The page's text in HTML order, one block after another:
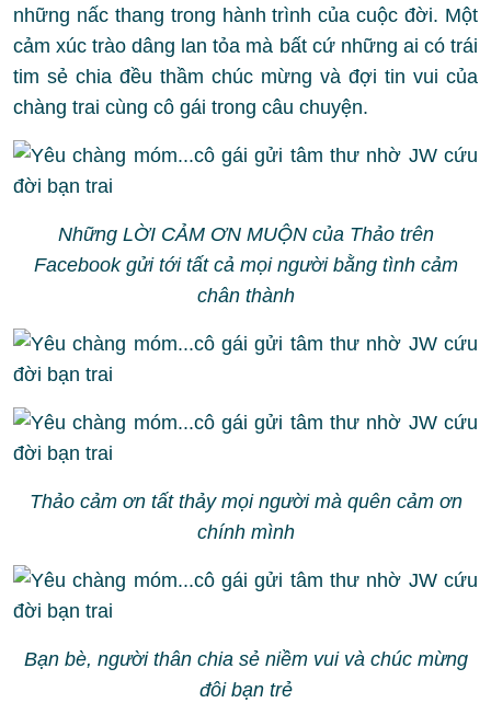
những nấc thang trong hành trình của cuộc đời. Một
cảm xúc trào dâng lan tỏa mà bất cứ những ai có trái
tim sẻ chia đều thầm chúc mừng và đợi tin vui của
chàng trai cùng cô gái trong câu chuyện.
Những LỜI CẢM ƠN MUỘN của Thảo trên
Facebook gửi tới tất cả mọi người bằng tình cảm
chân thành
Thảo cảm ơn tất thảy mọi người mà quên cảm ơn
chính mình
Bạn bè, người thân chia sẻ niềm vui và chúc mừng
đôi bạn trẻ